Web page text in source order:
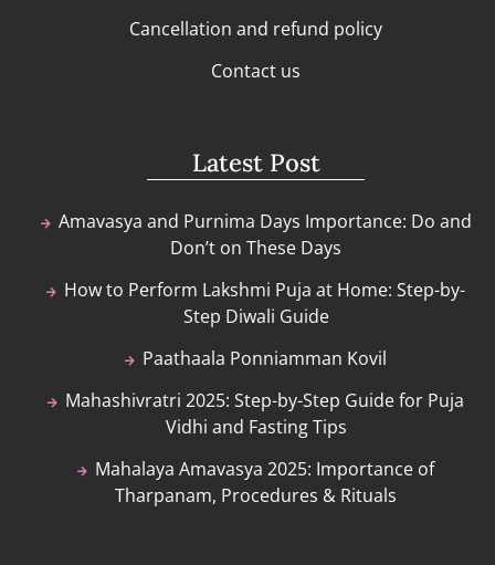
Cancellation and refund policy
Contact us
Latest Post
Amavasya and Purnima Days Importance: Do and
Don’t on These Days
How to Perform Lakshmi Puja at Home: Step-by-
Step Diwali Guide
Paathaala Ponniamman Kovil
Mahashivratri 2025: Step-by-Step Guide for Puja
Vidhi and Fasting Tips
Mahalaya Amavasya 2025: Importance of
Tharpanam, Procedures & Rituals